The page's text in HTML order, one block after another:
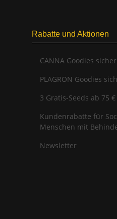
Rabatte und Aktionen
CANNA Goodies
PLAGRON Goodies
3 Gratis-Seeds ab 75 €
Kundenrabatte für
Menschen mit
Newsletter